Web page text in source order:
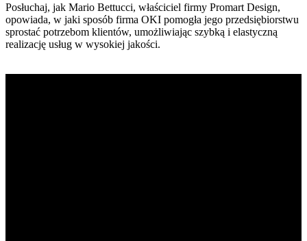
Posłuchaj, jak Mario Bettucci, właściciel firmy Promart Design,
opowiada, w jaki sposób firma OKI pomogła jego przedsiębiorstwu
sprostać potrzebom klientów, umożliwiając szybką i elastyczną
realizację usług w wysokiej jakości.